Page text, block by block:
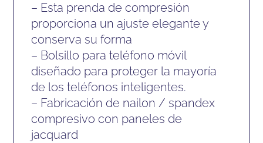
– Esta prenda de compresión
proporciona un ajuste elegante y
conserva su forma
– Bolsillo para teléfono móvil
diseñado para proteger la mayoría
de los teléfonos inteligentes.
– Fabricación de nailon / spandex
compresivo con paneles de
jacquard